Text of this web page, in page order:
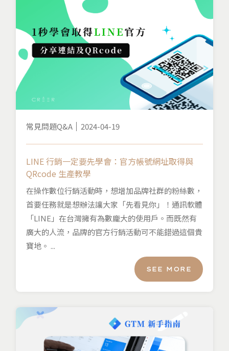
常見問題Q&A 2024-04-19
LINE 行銷一定要先學會：官方帳號網址取得與
QRcode 生產教學
在操作數位行銷活動時，想增加品牌社群的粉絲數，
首要任務就是想辦法讓大家「先看見你」！通訊軟體
「LINE」在台灣擁有為數龐大的使用戶。而既然有
廣大的人流，品牌的官方行銷活動可不能錯過這個貴
寶地。 ...
SEE MORE